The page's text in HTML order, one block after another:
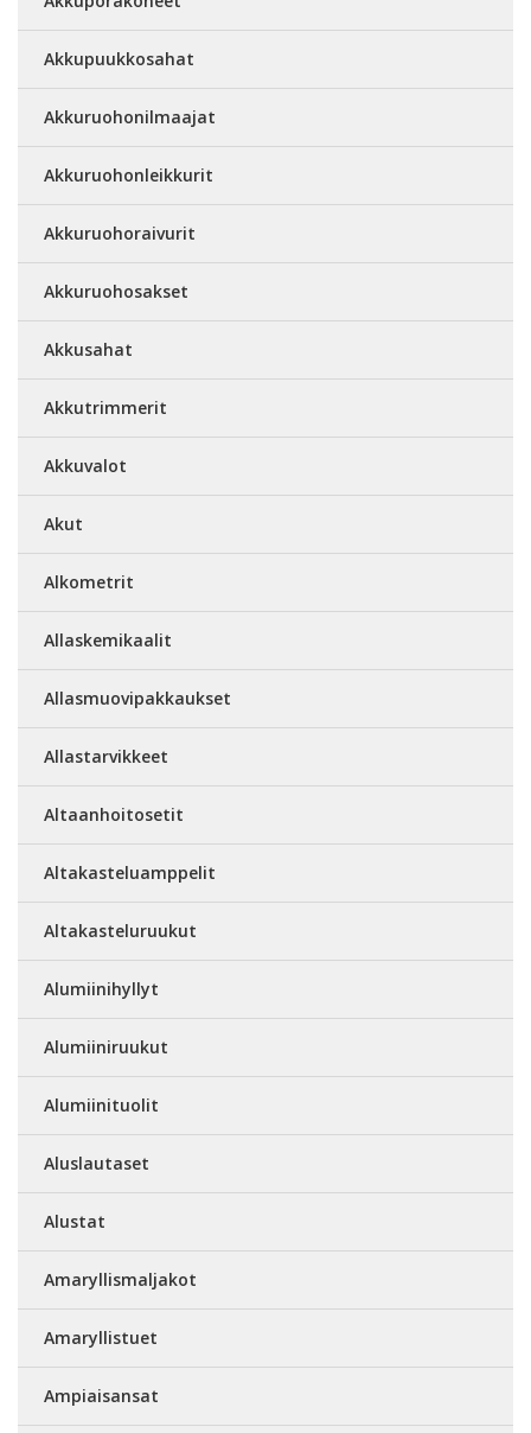
Akkupuukkosahat
Akkuruohonilmaajat
Akkuruohonleikkurit
Akkuruohoraivurit
Akkuruohosakset
Akkusahat
Akkutrimmerit
Akkuvalot
Akut
Alkometrit
Allaskemikaalit
Allasmuovipakkaukset
Allastarvikkeet
Altaanhoitosetit
Altakasteluamppelit
Altakasteluruukut
Alumiinihyllyt
Alumiiniruukut
Alumiinituolit
Aluslautaset
Alustat
Amaryllismaljakot
Amaryllistuet
Ampiaisansat